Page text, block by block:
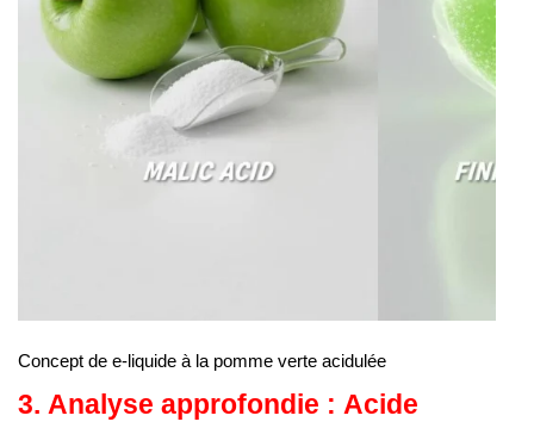
Concept de e-liquide à la pomme verte acidulée
3. Analyse approfondie : Acide